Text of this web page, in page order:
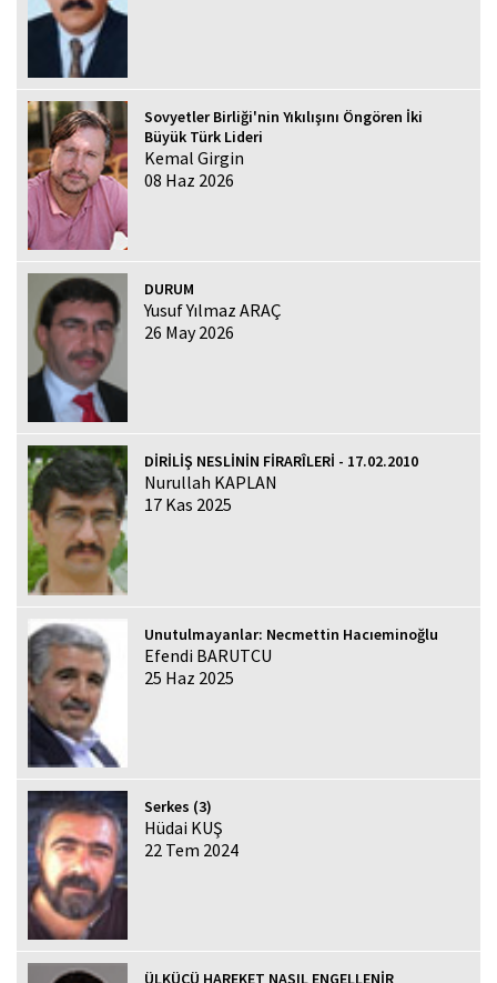
Sovyetler Birliği'nin Yıkılışını Öngören İki
Büyük Türk Lideri
Kemal Girgin
08 Haz 2026
DURUM
Yusuf Yılmaz ARAÇ
26 May 2026
DİRİLİŞ NESLİNİN FİRARÎLERİ - 17.02.2010
Nurullah KAPLAN
17 Kas 2025
Unutulmayanlar: Necmettin Hacıeminoğlu
Efendi BARUTCU
25 Haz 2025
Serkes (3)
Hüdai KUŞ
22 Tem 2024
ÜLKÜCÜ HAREKET NASIL ENGELLENİR